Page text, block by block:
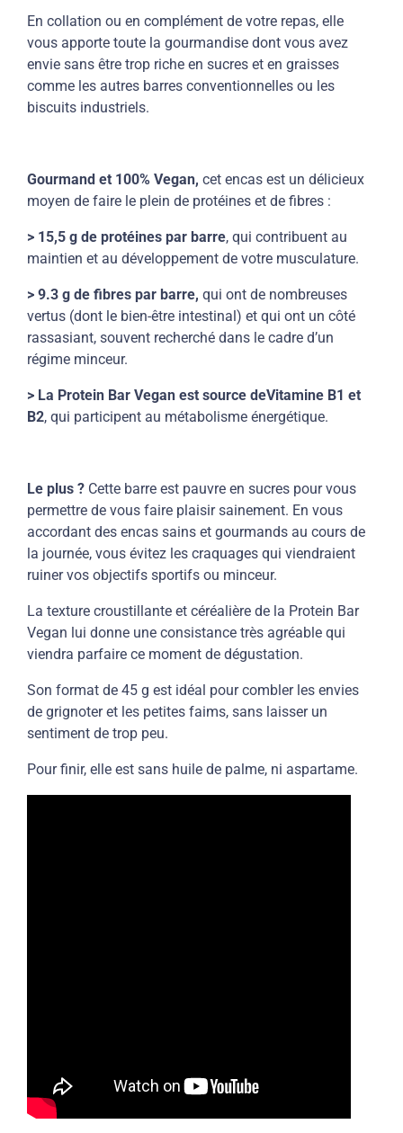
En collation ou en complément de votre repas, elle
vous apporte toute la gourmandise dont vous avez
envie sans être trop riche en sucres et en graisses
comme les autres barres conventionnelles ou les
biscuits industriels.
Gourmand et 100% Vegan, cet encas est un délicieux
moyen de faire le plein de protéines et de fibres :
> 15,5 g de protéines par barre, qui contribuent au
maintien et au développement de votre musculature.
> 9.3 g de fibres par barre, qui ont de nombreuses
vertus (dont le bien-être intestinal) et qui ont un côté
rassasiant, souvent recherché dans le cadre d’un
régime minceur.
> La Protein Bar Vegan est source deVitamine B1 et
B2, qui participent au métabolisme énergétique.
Le plus ? Cette barre est pauvre en sucres pour vous
permettre de vous faire plaisir sainement. En vous
accordant des encas sains et gourmands au cours de
la journée, vous évitez les craquages qui viendraient
ruiner vos objectifs sportifs ou minceur.
La texture croustillante et céréalière de la Protein Bar
Vegan lui donne une consistance très agréable qui
viendra parfaire ce moment de dégustation.
Son format de 45 g est idéal pour combler les envies
de grignoter et les petites faims, sans laisser un
sentiment de trop peu.
Pour finir, elle est sans huile de palme, ni aspartame.